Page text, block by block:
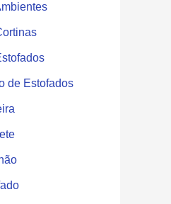
de Estofados